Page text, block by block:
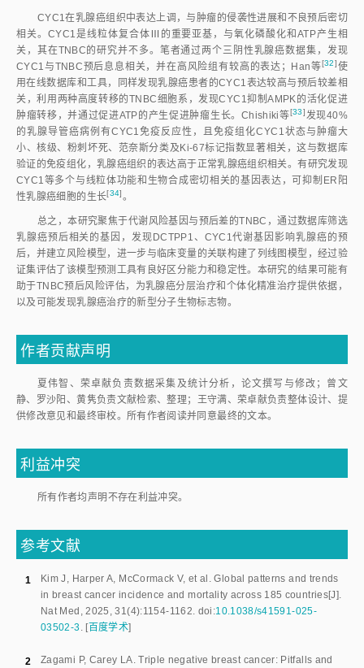
CYC1在乳腺癌组织中表达上调，与肿瘤的侵袭性进展和不良预后密切
相关。CYC1是线粒体复合体Ⅲ的重要亚基，与氧化磷酸化和ATP产生相
关，其在TNBC的研究并不多。笔者通过两个三阴性乳腺癌数据集，发现
CYC1与TNBC预后息息相关，并在高风险组有较高的表达；Han等[32]使
用在线数据库和工具，同样发现乳腺癌患者的CYC1表达较高与预后较差相
关，利用两种高度转移的TNBC细胞系，发现CYC1抑制AMPK的活化促进
肿瘤转移，并通过促进ATP的产生促进肿瘤生长。Chishiki等[33]发现40%
的乳腺导管癌病例有CYC1免疫反应性，且免疫组化CYC1状态与肿瘤大
小、核级、粉刺坏死、范奈斯分类及Ki-67标记指数显著相关，这与数据库
验证的免疫组化，乳腺癌组织的表达高于正常乳腺癌组织相关。有研究发现
CYC1等多个与线粒体功能和生物合成密切相关的基因表达，可抑制ER阳
性乳腺癌细胞的生长[34]。
总之，本研究聚焦于代谢风险基因与预后差的TNBC，通过数据库筛选
乳腺癌预后相关的基因，发现DCTPP1、CYC1代谢基因影响乳腺癌的预
后，并建立风险模型，进一步与临床变量的关联构建了列线图模型，经过验
证集评估了该模型预测工具有良好区分能力和稳定性。本研究的结果可能有
助于TNBC预后风险评估，为乳腺癌分层治疗和个体化精准治疗提供依据，
以及可能发现乳腺癌治疗的新型分子生物标志物。
作者贡献声明
夏伟智、荣卓献负责数据采集及统计分析，论文撰写与修改；曾文
静、罗沙阳、黄隽负责文献检索、整理；王守满、荣卓献负责整体设计、提
供修改意见和最终审校。所有作者阅读并同意最终的文本。
利益冲突
所有作者均声明不存在利益冲突。
参考文献
1 Kim J , Harper A, McCormack V, et al .Global patterns and trends
in breast cancer incidence and mortality across 185 countries[J].
Nat Med ,2025 ,31(4):1154-1162. doi:10.1038/s41591-025-
03502-3. [百度学术]
2 Zagami P, Carey LA.Triple negative breast cancer: Pitfalls and